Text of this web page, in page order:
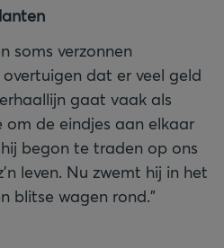
soms verzonnen
dat er veel geld
gaat vaak als
om de eindjes aan elkaar
begon te traden op ons
leven. Nu zwemt hij in het
blitse wagen rond.”